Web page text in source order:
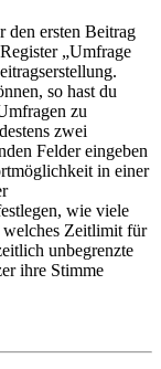
den ersten Beitrag
„Umfrage
so hast du
zu
zwei
Felder eingeben
in einer
wie viele
welches Zeitlimit für
unbegrenzte
ihre Stimme